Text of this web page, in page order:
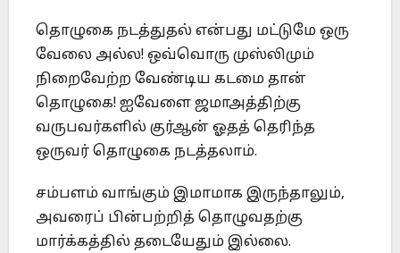
தொழுகை நடத்துதல் என்பது மட்டுமே ஒரு
வேலை அல்ல! ஒவ்வொரு முஸ்லிமும்
நிறைவேற்ற வேண்டிய கடமை தான்
தொழுகை! ஐவேளை ஜமாஅத்திற்கு
வருபவர்களில் குர்ஆன் ஓதத் தெரிந்த
ஒருவர் தொழுகை நடத்தலாம்.
சம்பளம் வாங்கும் இமாமாக இருந்தாலும்,
அவரைப் பின்பற்றித் தொழுவதற்கு
மார்க்கத்தில் தடையேதும் இல்லை.